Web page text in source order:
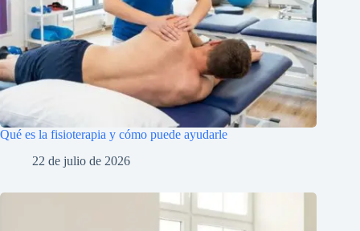
Qué es la fisioterapia y cómo puede ayudarle
22 de julio de 2026